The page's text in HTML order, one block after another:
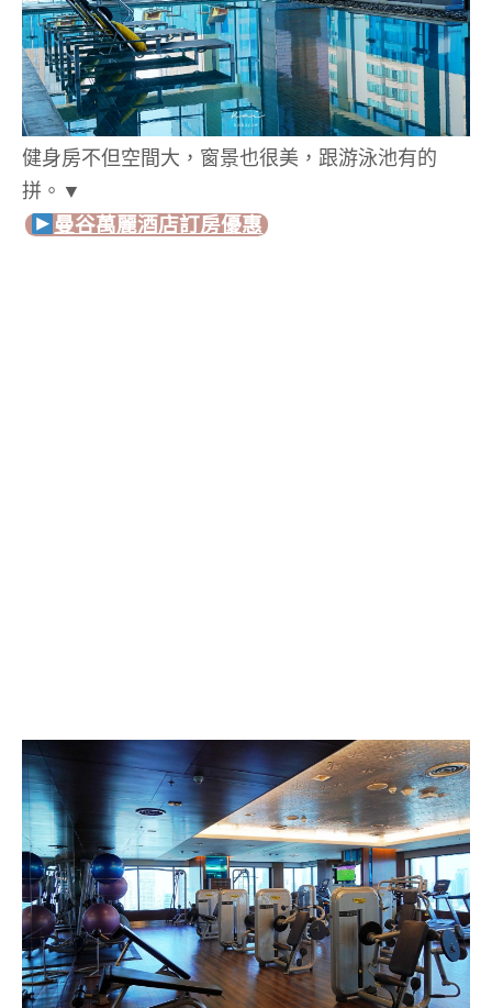
健身房不但空間大，窗景也很美，跟游泳池有的
拼。▼
曼谷萬麗酒店訂房優惠